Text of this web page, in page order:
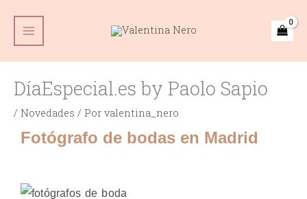
contenido
Main
Menu
DíaEspecial.es by Paolo Sapio
/ Novedades / Por valentina_nero
Fotógrafo de bodas en Madrid